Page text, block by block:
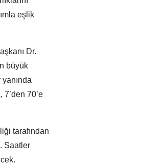
eşlik
Dr.
büyük
yanında
70’e
tarafından
Saatler